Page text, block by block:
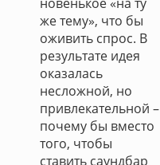
же тему», что бы
оживить спрос. В
результате идея
оказалась
несложной, но
привлекательной –
почему бы вместо
того, чтобы
ставить саундбар